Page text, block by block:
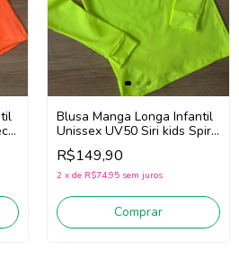
Blusa Manga Longa Infantil
Unissex UV50 Siri kids Spirit
40250 (Verde Neon)
R$149,90
2 x de R$74,95 sem juros
Comprar